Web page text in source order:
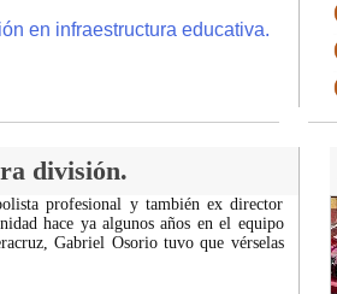
en infraestructura educativa.
división.
profesional y también ex director
hace ya algunos años en el equipo
Gabriel Osorio tuvo que vérselas